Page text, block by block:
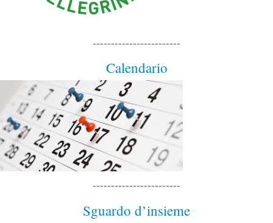
------------------------
Calendario
------------------------
Sguardo d’insieme